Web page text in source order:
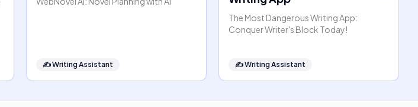
✍️Writing Assistant
The Most Dangerous Writing App:
Conquer Writer's Block Today!
✍️Writing Assistant